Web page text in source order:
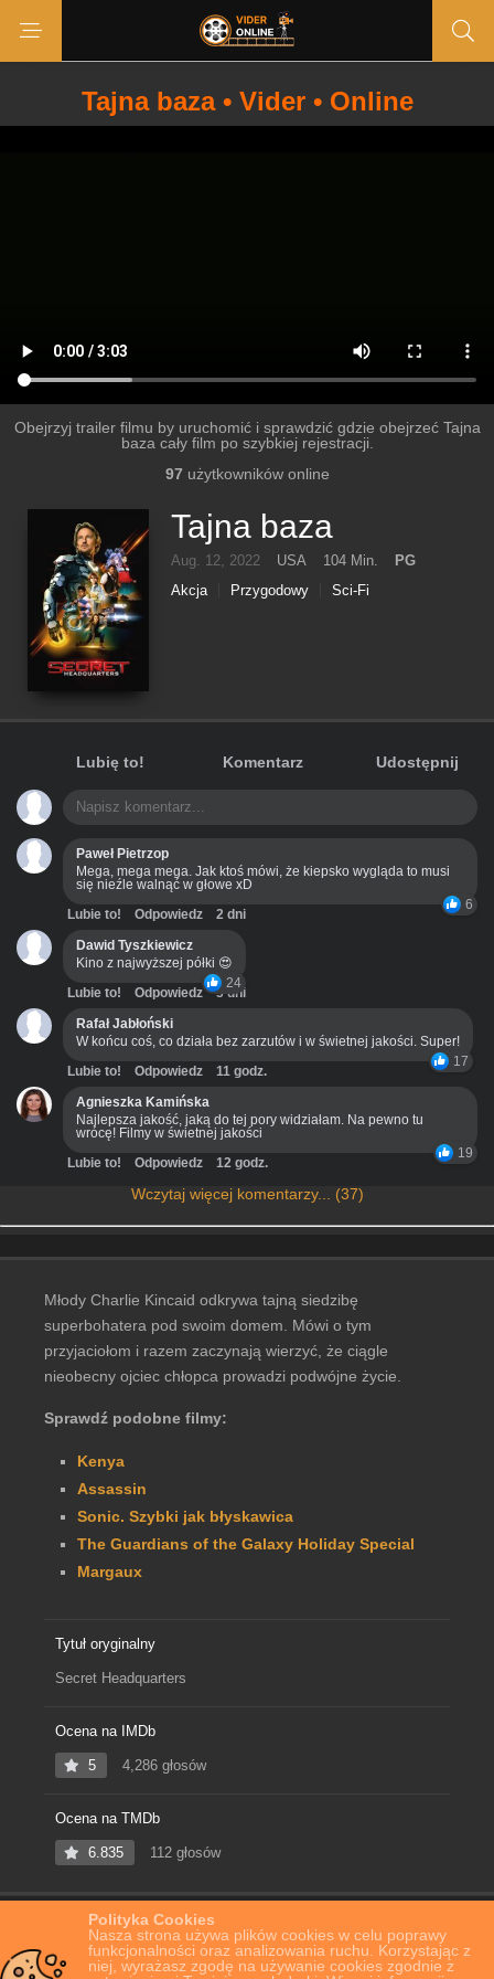
Polityka Cookies
Nasza strona używa plików cookies w celu poprawy
funkcjonalności oraz analizowania ruchu. Korzystając z
niej, wyrażasz zgodę na używanie cookies zgodnie z
Tajna baza • Vider • Online
Obejrzyj trailer filmu by uruchomić i sprawdzić gdzie obejrzeć Tajna
baza cały film po szybkiej rejestracji.
97 użytkowników online
Tajna baza
Aug. 12, 2022 USA 104 Min.
PG
Akcja
Przygodowy Sci-Fi
Lubię to! Komentarz Udostępnij
Paweł Pietrzop
Mega, mega mega. Jak ktoś mówi, że kiepsko wygląda to musi
się nieźle walnąć w głowe xD
6
Lubie to! Odpowiedz
2 dni
Dawid Tyszkiewicz
Kino z najwyższej półki 😍
24
Lubie to! Odpowiedz
3 dni
Rafał Jabłoński
W końcu coś, co działa bez zarzutów i w świetnej jakości. Super!
17
Lubie to! Odpowiedz
11 godz.
Agnieszka Kamińska
Najlepsza jakość, jaką do tej pory widziałam. Na pewno tu
wrócę! Filmy w świetnej jakości
19
Lubie to! Odpowiedz 12 godz.
Wczytaj więcej komentarzy... (37)
Młody Charlie Kincaid odkrywa tajną siedzibę
superbohatera pod swoim domem. Mówi o tym
przyjaciołom i razem zaczynają wierzyć, że ciągle
nieobecny ojciec chłopca prowadzi podwójne życie.
Sprawdź podobne filmy:
Kenya
Assassin
Sonic. Szybki jak błyskawica
The Guardians of the Galaxy Holiday Special
Margaux
Tytuł oryginalny
Secret Headquarters
Ocena na IMDb
5 4,286 głosów
Ocena na TMDb
6.835 112 głosów
Film Online Tajna baza